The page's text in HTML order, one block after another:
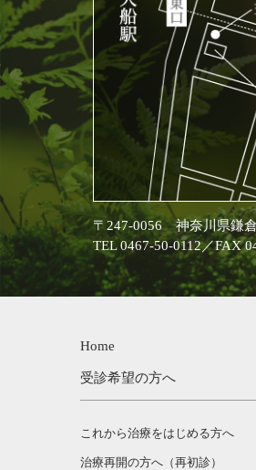
〒247-0056 神奈川県鎌
TEL 0467-50-0112／FAX
Home
受診希望の方へ
これから治療をはじめる方へ
治療再開の方へ（再初診）